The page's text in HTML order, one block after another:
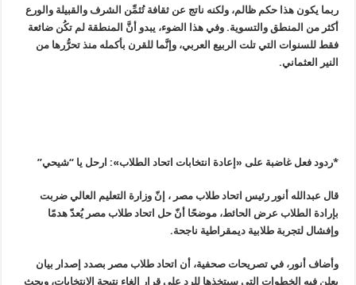
ربما يكون هذا حكم ظالم، ولكنه ناتج عن ثقافة تُثمِّن الشرف والقبيلة والورع
أكثر من المنطق والتسوية. وفي هذا الضوء، يبدو أنَّ المنطقة لم تكُن ضائعة
فقط للسنوات التي تلت الربيع العربي، وإنَّما للقرن بأكمله منذ تحرُّرها من
النير العثماني.
*ردود فعل غاضبة على «إعادة انتخابات اتحاد الطلاب»: ارحل يا “شيحي”
قال عبدالله أنور رئيس اتحاد طلاب مصر ، إنّ وزارة التعليم العالي ضربت
بإرادة الطلاب عرض الحائط، موضحًا أنّ حل اتحاد طلاب مصر يُعدّ هدمًا
وإفشال لتجربة طلابية ديمقراطية ناجحة.
وأضاف أنور، في تصريحات صحفية، أن اتحاد طلاب مصر بصدد إصدار بيان
يعلن فيه الخطوات التي سيتخذها للرد على قرار إلغاء نتيجة الانتخابات، وبحث